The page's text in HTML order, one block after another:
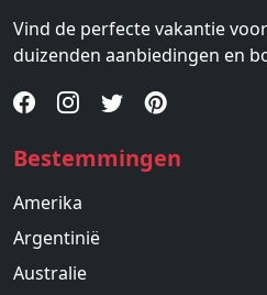
Vind de perfecte vakantie
duizenden aanbiedingen en
Bestemmingen
Amerika
Argentinië
Australie